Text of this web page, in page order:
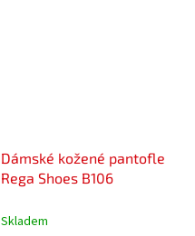
Dámské kožené pantofle
Rega Shoes B106
Skladem